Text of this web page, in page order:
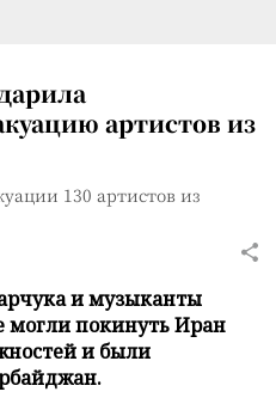
артистов из
130 артистов из
и музыканты
могли покинуть Иран
и были